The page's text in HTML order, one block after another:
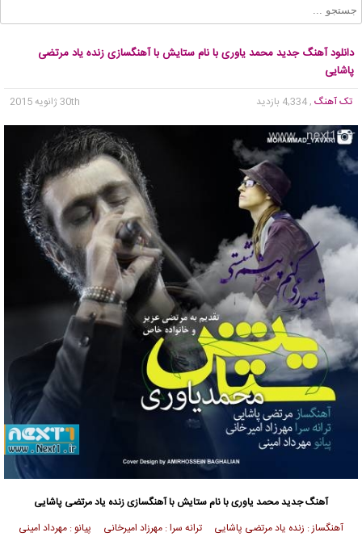
دانلود آهنگ جدید محمد یاوری با نام ستایش با آهنگسازی زنده یاد مرتضی
پاشایی
تک آهنگ , 4,334 بازدید 30th ژانویه 2015
آهنگ جدید محمد یاوری با نام ستایش با آهنگسازی زنده یاد مرتضی پاشایی
آهنگساز : زنده یاد مرتضی پاشایی ترانه سرا : مهرزاد امیرخانی پیانو : مهرداد امینی